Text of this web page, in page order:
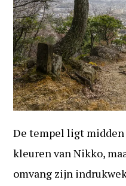
De tempel ligt
kleuren van Nikko,
omvang zijn